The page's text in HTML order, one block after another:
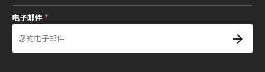
电子邮件*